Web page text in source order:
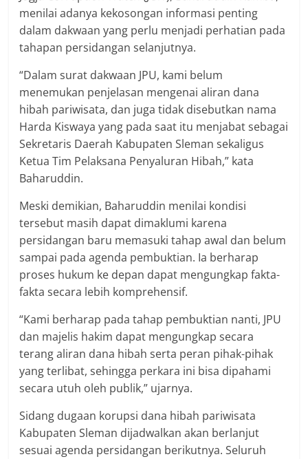
menilai adanya kekosongan informasi penting
dalam dakwaan yang perlu menjadi perhatian pada
tahapan persidangan selanjutnya.
“Dalam surat dakwaan JPU, kami belum
menemukan penjelasan mengenai aliran dana
hibah pariwisata, dan juga tidak disebutkan nama
Harda Kiswaya yang pada saat itu menjabat sebagai
Sekretaris Daerah Kabupaten Sleman sekaligus
Ketua Tim Pelaksana Penyaluran Hibah,” kata
Baharuddin.
Meski demikian, Baharuddin menilai kondisi
tersebut masih dapat dimaklumi karena
persidangan baru memasuki tahap awal dan belum
sampai pada agenda pembuktian. Ia berharap
proses hukum ke depan dapat mengungkap fakta-
fakta secara lebih komprehensif.
“Kami berharap pada tahap pembuktian nanti, JPU
dan majelis hakim dapat mengungkap secara
terang aliran dana hibah serta peran pihak-pihak
yang terlibat, sehingga perkara ini bisa dipahami
secara utuh oleh publik,” ujarnya.
Sidang dugaan korupsi dana hibah pariwisata
Kabupaten Sleman dijadwalkan akan berlanjut
sesuai agenda persidangan berikutnya. Seluruh